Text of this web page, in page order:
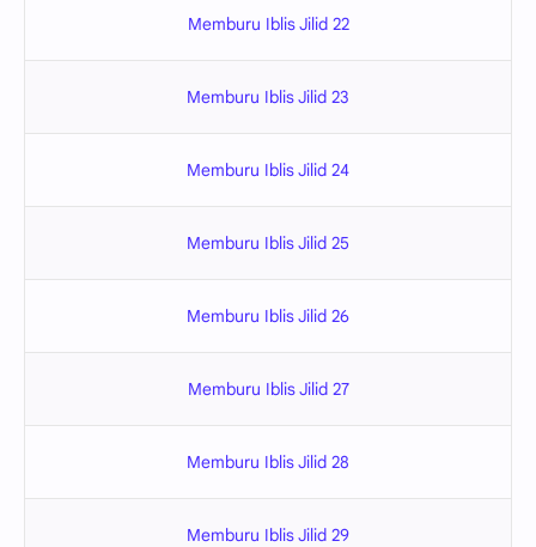
Memburu Iblis Jilid 22
Memburu Iblis Jilid 23
Memburu Iblis Jilid 24
Memburu Iblis Jilid 25
Memburu Iblis Jilid 26
Memburu Iblis Jilid 27
Memburu Iblis Jilid 28
Memburu Iblis Jilid 29